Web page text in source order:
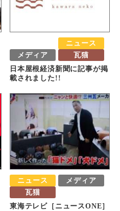
ニュース
メディア
瓦猫
日本屋根経済新聞に記事が掲
載されました!!
ニュース
メディア
瓦猫
東海テレビ［ニュースONE］